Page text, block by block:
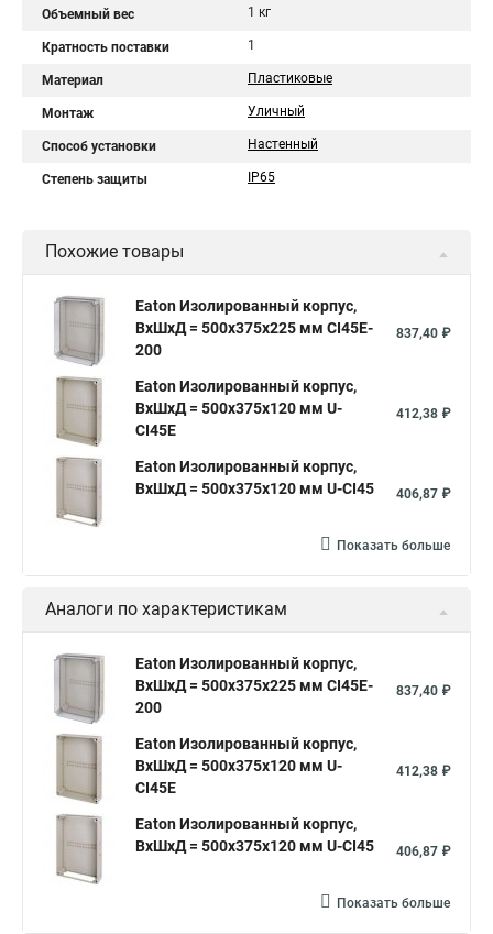
Объемный вес 1 кг
Кратность поставки 1
Материал Пластиковые
Монтаж Уличный
Способ установки Настенный
Степень защиты IP65
Похожие товары
Eaton Изолированный корпус,
ВхШхД = 500x375x225 мм CI45E-
200
837,40 ₽
Eaton Изолированный корпус,
ВхШхД = 500x375x120 мм U-
CI45E
412,38 ₽
Eaton Изолированный корпус,
ВхШхД = 500x375x120 мм U-CI45
406,87 ₽
Показать больше
Аналоги по характеристикам
Eaton Изолированный корпус,
ВхШхД = 500x375x225 мм CI45E-
200
837,40 ₽
Eaton Изолированный корпус,
ВхШхД = 500x375x120 мм U-
CI45E
412,38 ₽
Eaton Изолированный корпус,
ВхШхД = 500x375x120 мм U-CI45
406,87 ₽
Показать больше